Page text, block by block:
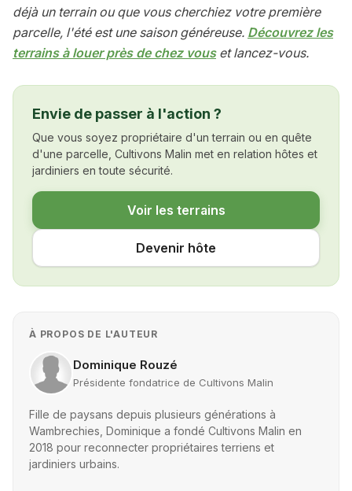
déjà un terrain ou que vous cherchiez votre première
parcelle, l'été est une saison généreuse. Découvrez les
terrains à louer près de chez vouset lancez-vous.
Envie de passer à l'action ?
Que vous soyez propriétaire d'un terrain ou en quête
d'une parcelle, Cultivons Malin met en relation hôtes et
jardiniers en toute sécurité.
Voir les terrains
Devenir hôte
À PROPOS DE L'AUTEUR
Dominique Rouzé
Présidente fondatrice de Cultivons Malin
Fille de paysans depuis plusieurs générations à
Wambrechies, Dominique a fondé Cultivons Malin en
2018 pour reconnecter propriétaires terriens et
jardiniers urbains.